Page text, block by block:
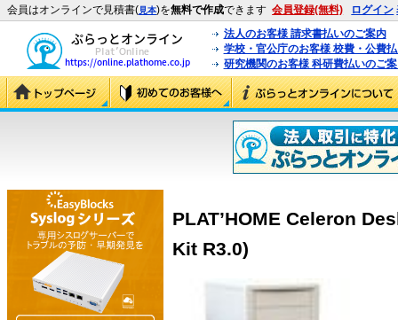
会員はオンラインで見積書(見本)を無料で作成できます 会員登録(無料) ログイン
法人のお客様 請求書払いのご案内
学校・官公庁のお客様 校費・公費
研究機関のお客様 科研費払いのご
PLAT’HOME Celeron
Kit R3.0)